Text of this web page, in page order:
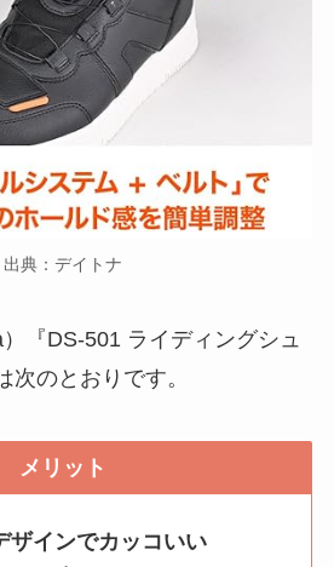
出典：デイトナ
『DS-501 ライディングシュ
次のとおりです。
メリット
ザインでカッコいい